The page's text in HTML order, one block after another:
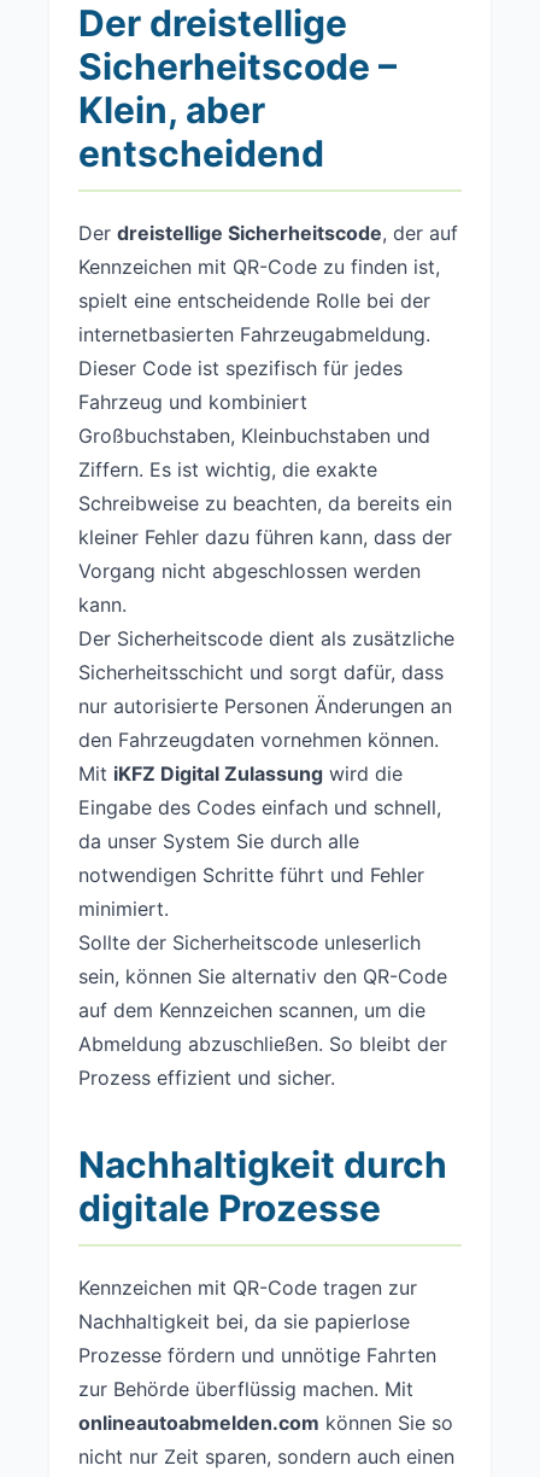
Der dreistellige
Sicherheitscode –
Klein, aber
entscheidend
Der dreistellige Sicherheitscode, der auf
Kennzeichen mit QR-Code zu finden ist,
spielt eine entscheidende Rolle bei der
internetbasierten Fahrzeugabmeldung.
Dieser Code ist spezifisch für jedes
Fahrzeug und kombiniert
Großbuchstaben, Kleinbuchstaben und
Ziffern. Es ist wichtig, die exakte
Schreibweise zu beachten, da bereits ein
kleiner Fehler dazu führen kann, dass der
Vorgang nicht abgeschlossen werden
kann.
Der Sicherheitscode dient als zusätzliche
Sicherheitsschicht und sorgt dafür, dass
nur autorisierte Personen Änderungen an
den Fahrzeugdaten vornehmen können.
Mit iKFZ Digital Zulassung wird die
Eingabe des Codes einfach und schnell,
da unser System Sie durch alle
notwendigen Schritte führt und Fehler
minimiert.
Sollte der Sicherheitscode unleserlich
sein, können Sie alternativ den QR-Code
auf dem Kennzeichen scannen, um die
Abmeldung abzuschließen. So bleibt der
Prozess effizient und sicher.
Nachhaltigkeit durch
digitale Prozesse
Kennzeichen mit QR-Code tragen zur
Nachhaltigkeit bei, da sie papierlose
Prozesse fördern und unnötige Fahrten
zur Behörde überflüssig machen. Mit
onlineautoabmelden.com können Sie so
nicht nur Zeit sparen, sondern auch einen